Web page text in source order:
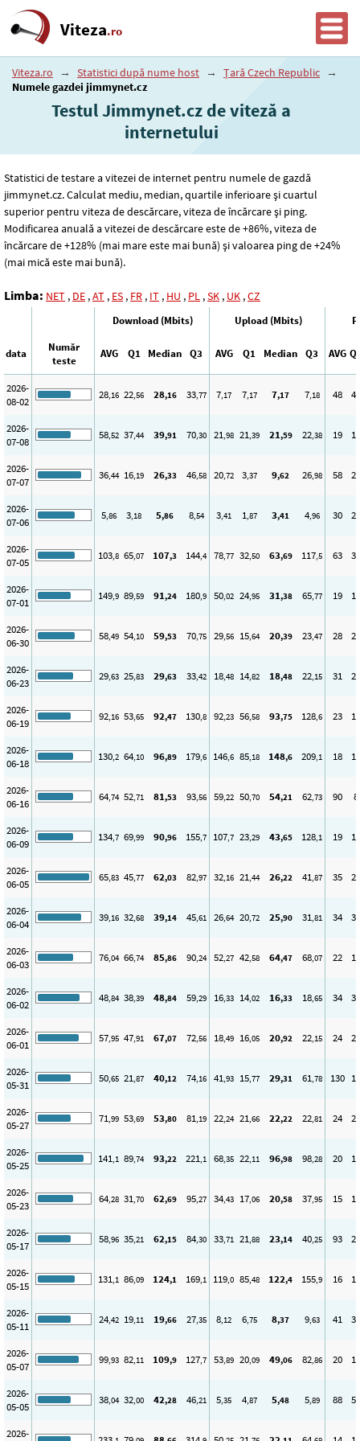
Viteza.ro
Viteza.ro → Statistici după nume host → Țară Czech Republic →
Numele gazdei jimmynet.cz
Testul Jimmynet.cz de viteză a
internetului
Statistici de testare a vitezei de internet pentru numele de gazdă
jimmynet.cz. Calculat mediu, median, quartile inferioare și cuartul
superior pentru viteza de descărcare, viteza de încărcare și ping.
Modificarea anuală a vitezei de descărcare este de +86%, viteza de
încărcare de +128% (mai mare este mai bună) și valoarea ping de +24%
(mai mică este mai bună).
Limba: NET , DE ,AT , ES , FR , IT , HU , PL ,SK , UK ,CZ
Download (Mbits) Upload (Mbits)
data
Număr
teste
AVG Q1 Median Q3 AVG Q1 Median Q3 AVG
2026-
08-02
28,16 22,56 28,16 33,77 7,17 7,17 7,17 7,18 48 46
2026-
07-08
58,52 37,44 39,91 70,30 21,98 21,39 21,59 22,38 19 18
2026-
07-07
36,44 16,19 26,33 46,58 20,72 3,37 9,62 26,98 58 29
2026-
07-06
5,86 3,18 5,86 8,54 3,41 1,87 3,41 4,96 30 28
2026-
07-05
103,8 65,07 107,3 144,4 78,77 32,50 63,69 117,5 63 30
2026-
07-01
149,9 89,59 91,24 180,9 50,02 24,95 31,38 65,77 19 14
2026-
06-30
58,49 54,10 59,53 70,75 29,56 15,64 20,39 23,47 28 22
2026-
06-23
29,63 25,83 29,63 33,42 18,48 14,82 18,48 22,15 31 26
2026-
06-19
92,16 53,65 92,47 130,8 92,23 56,58 93,75 128,6 23 14
2026-
06-18
130,2 64,10 96,89 179,6 146,6 85,18 148,6 209,1 18 17
2026-
06-16
64,74 52,71 81,53 93,56 59,22 50,70 54,21 62,73 90 8
2026-
06-09
134,7 69,99 90,96 155,7 107,7 23,29 43,65 128,1 19 15
2026-
06-05
65,83 45,77 62,03 82,97 32,16 21,44 26,22 41,87 35 24
2026-
06-04
39,16 32,68 39,14 45,61 26,64 20,72 25,90 31,81 34 34
2026-
06-03
76,04 66,74 85,86 90,24 52,27 42,58 64,47 68,07 22 18
2026-
06-02
48,84 38,39 48,84 59,29 16,33 14,02 16,33 18,65 34 32
2026-
06-01
57,95 47,91 67,07 72,56 18,49 16,05 20,92 22,15 24 23
2026-
05-31
50,65 21,87 40,12 74,16 41,93 15,77 29,31 61,78 130 16
2026-
05-27
71,99 53,69 53,80 81,19 22,24 21,66 22,22 22,81 24 21
2026-
05-25
141,1 89,74 93,22 221,1 68,35 22,11 96,98 98,28 20 13
2026-
05-23
64,28 31,70 62,69 95,27 34,43 17,06 20,58 37,95 15 15
2026-
05-17
58,96 35,21 62,15 84,30 33,71 21,88 23,14 40,25 93 22
2026-
05-15
131,1 86,09 124,1 169,1 119,0 85,48 122,4 155,9 16 15
2026-
05-11
24,42 19,11 19,66 27,35 8,12 6,75 8,37 9,63 41 31
2026-
05-07
99,93 82,11 109,9 127,7 53,89 20,09 49,06 82,86 20 15
2026-
05-05
38,04 32,00 42,28 46,21 5,35 4,87 5,48 5,89 88 57
2026-